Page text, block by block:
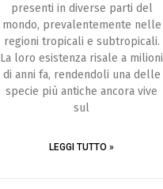
presenti in diverse parti del
mondo, prevalentemente nelle
regioni tropicali e subtropicali.
La loro esistenza risale a milioni
di anni fa, rendendoli una delle
specie più antiche ancora vive
sul
LEGGI TUTTO »